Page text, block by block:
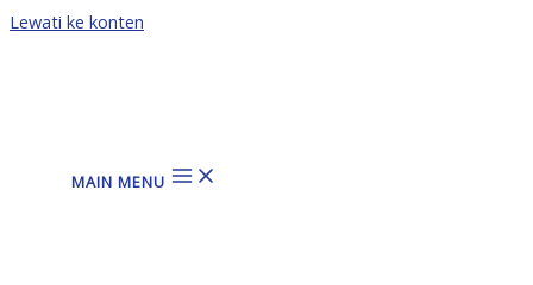
Lewati ke konten
MAIN MENU